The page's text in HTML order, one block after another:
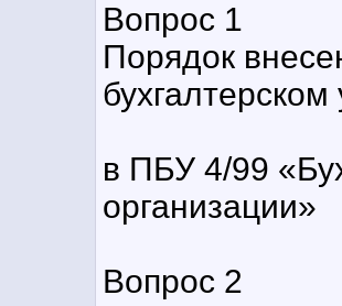
Вопрос 1
Порядок
в ПБУ 4/99
организации»
Вопрос 2